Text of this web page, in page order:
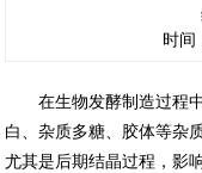
时
在生物发酵制造过程中
白、杂质多糖、胶体等杂
尤其是后期结晶过程，影